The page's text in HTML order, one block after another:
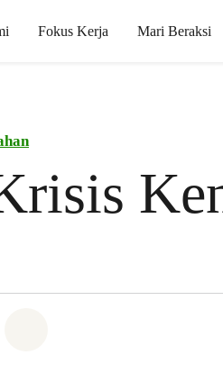
Fokus Kerja Mari Beraksi